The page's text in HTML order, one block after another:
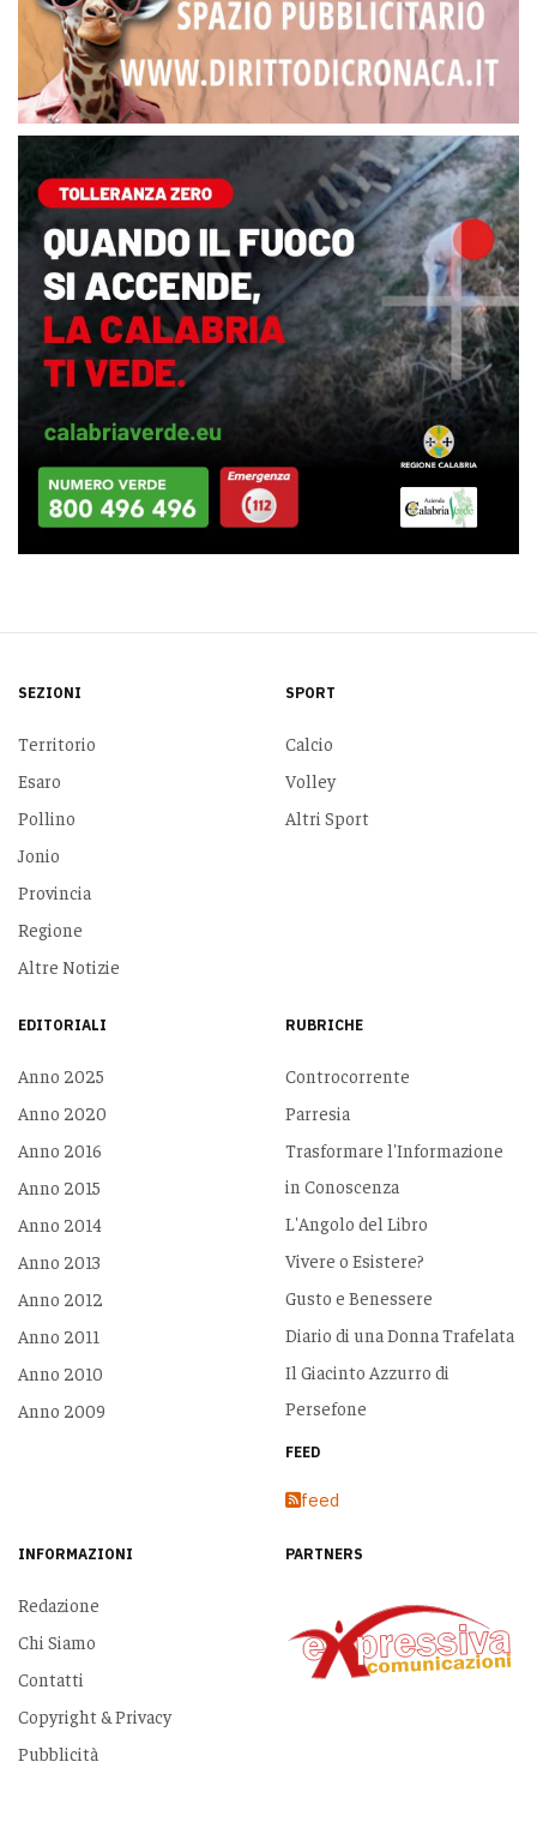
SEZIONI
Territorio
Esaro
Pollino
Jonio
Provincia
Regione
Altre Notizie
SPORT
Calcio
Volley
Altri Sport
EDITORIALI
Anno 2025
Anno 2020
Anno 2016
Anno 2015
Anno 2014
Anno 2013
Anno 2012
Anno 2011
Anno 2010
Anno 2009
RUBRICHE
Controcorrente
Parresia
Trasformare l'Informazione
in Conoscenza
L'Angolo del Libro
Vivere o Esistere?
Gusto e Benessere
Diario di una Donna Trafelata
Il Giacinto Azzurro di
Persefone
FEED
feed
INFORMAZIONI
Redazione
Chi Siamo
Contatti
Copyright & Privacy
Pubblicità
PARTNERS